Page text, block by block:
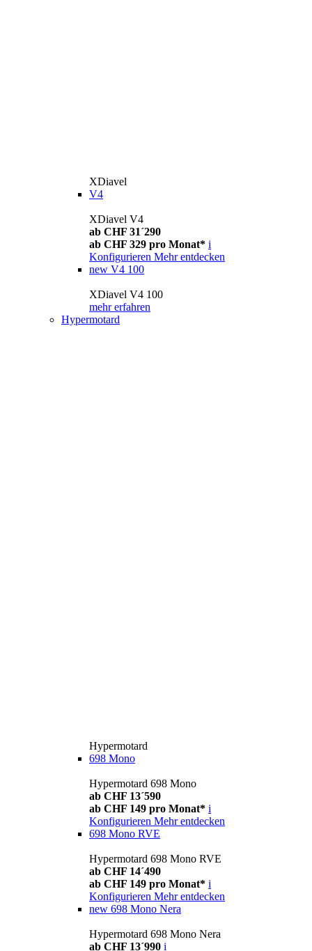
XDiavel
V4
XDiavel V4
ab CHF 31´290
ab CHF 329 pro Monat* i
Konfigurieren Mehr entdecken
new V4 100
XDiavel V4 100
mehr erfahren
Hypermotard
Hypermotard
698 Mono
Hypermotard 698 Mono
ab CHF 13´590
ab CHF 149 pro Monat* i
Konfigurieren Mehr entdecken
698 Mono RVE
Hypermotard 698 Mono RVE
ab CHF 14´490
ab CHF 149 pro Monat* i
Konfigurieren Mehr entdecken
new 698 Mono Nera
Hypermotard 698 Mono Nera
ab CHF 13´990 i